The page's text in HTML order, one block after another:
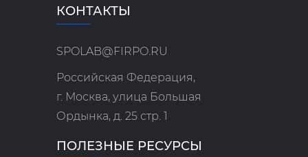
КОНТАКТЫ
SPOLAB@FIRPO.RU
Российская Федерация,
г. Москва, улица Большая
Ордынка, д. 25 стр. 1
ПОЛЕЗНЫЕ РЕСУРСЫ